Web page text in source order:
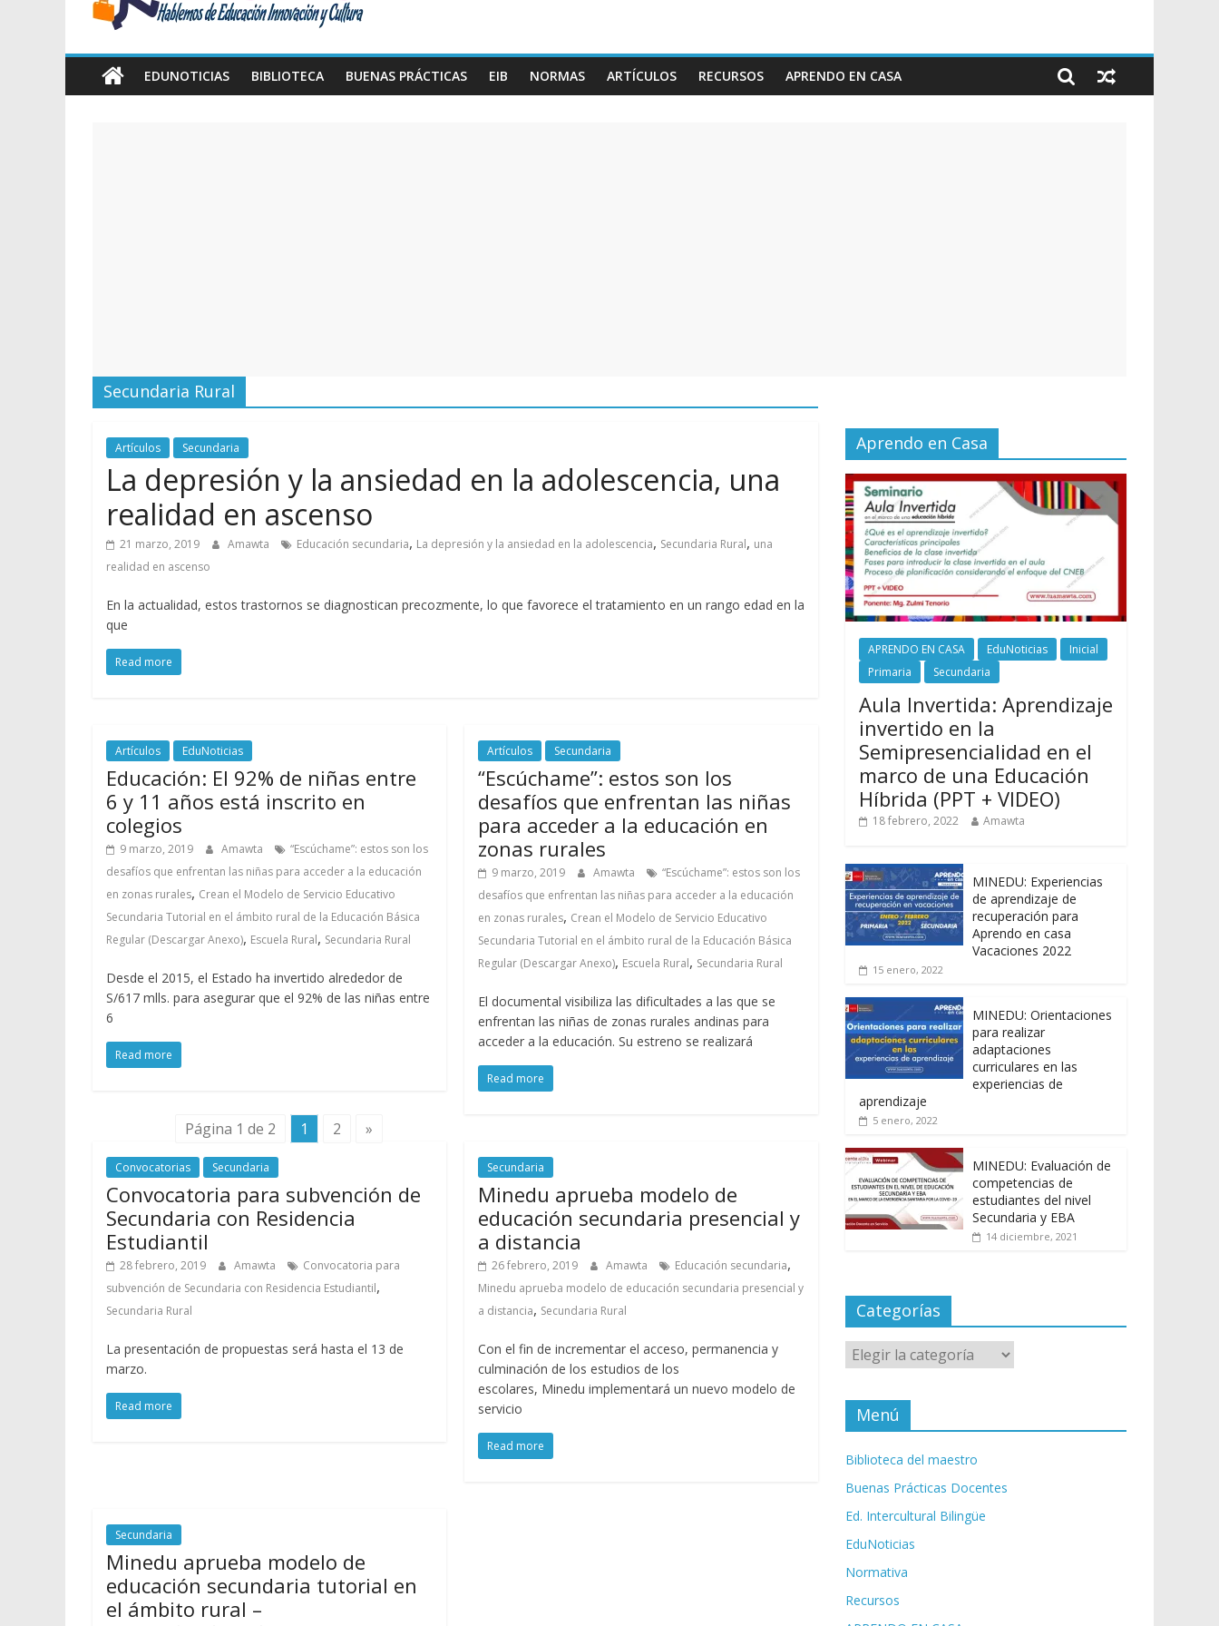
Educación,
EDUNOTICIAS BIBLIOTECA BUENAS PRÁCTICAS EIB NORMAS ARTÍCULOS RECURSOS APRENDO EN CASA
Secundaria Rural
Artículos Secundaria
La depresión y la ansiedad en la adolescencia, una
realidad en ascenso
21 marzo, 2019 Amawta Educación secundaria, La depresión y la ansiedad en la adolescencia, Secundaria Rural, una
realidad en ascenso
En la actualidad, estos trastornos se diagnostican precozmente, lo que favorece el tratamiento en un rango edad en la
que
Read more
Artículos EduNoticias
Educación: El 92% de niñas entre
6 y 11 años está inscrito en
colegios
9 marzo, 2019 Amawta
“Escúchame”: estos son los
desafíos que enfrentan las niñas para acceder a la educación
en zonas rurales, Crean el Modelo de Servicio Educativo
Secundaria Tutorial en el ámbito rural de la Educación Básica
Regular (Descargar Anexo), Escuela Rural, Secundaria Rural
Desde el 2015, el Estado ha invertido alrededor de
S/617 mlls. para asegurar que el 92% de las niñas entre
6
Read more
Artículos Secundaria
“Escúchame”: estos son los
desafíos que enfrentan las niñas
para acceder a la educación en
zonas rurales
9 marzo, 2019 Amawta
“Escúchame”: estos son los
desafíos que enfrentan las niñas para acceder a la educación
en zonas rurales, Crean el Modelo de Servicio Educativo
Secundaria Tutorial en el ámbito rural de la Educación Básica
Regular (Descargar Anexo), Escuela Rural, Secundaria Rural
El documental visibiliza las dificultades a las que se
enfrentan las niñas de zonas rurales andinas para
acceder a la educación. Su estreno se realizará
Read more
Convocatorias Secundaria
Convocatoria para subvención de
Secundaria con Residencia
Estudiantil
28 febrero, 2019 Amawta
Convocatoria para
subvención de Secundaria con Residencia Estudiantil,
Secundaria Rural
La presentación de propuestas será hasta el 13 de
marzo.
Read more
Secundaria
Minedu aprueba modelo de
educación secundaria presencial y
a distancia
26 febrero, 2019 Amawta Educación secundaria,
Minedu aprueba modelo de educación secundaria presencial y
a distancia, Secundaria Rural
Con el fin de incrementar el acceso, permanencia y
culminación de los estudios de los
escolares, Minedu implementará un nuevo modelo de
servicio
Read more
Secundaria
Minedu aprueba modelo de
educación secundaria tutorial en
el ámbito rural –
Página 1 de 2 1 2 »
Aprendo en Casa
APRENDO EN CASA EduNoticias
Inicial
Primaria
Secundaria
Aula Invertida: Aprendizaje
invertido en la
Semipresencialidad en el
marco de una Educación
Híbrida (PPT + VIDEO)
18 febrero, 2022 Amawta
MINEDU: Experiencias
de aprendizaje de
recuperación para
Aprendo en casa
Vacaciones 2022
15 enero, 2022
MINEDU: Orientaciones
para realizar
adaptaciones
curriculares en las
experiencias de
aprendizaje
5 enero, 2022
MINEDU: Evaluación de
competencias de
estudiantes del nivel
Secundaria y EBA
14 diciembre, 2021
Categorías
Categorías
Menú
Biblioteca del maestro
Buenas Prácticas Docentes
Ed. Intercultural Bilingüe
EduNoticias
Normativa
Recursos